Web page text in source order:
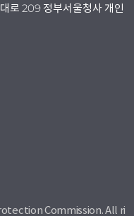
로 209 정부서울청사 개인
Commission. All ri